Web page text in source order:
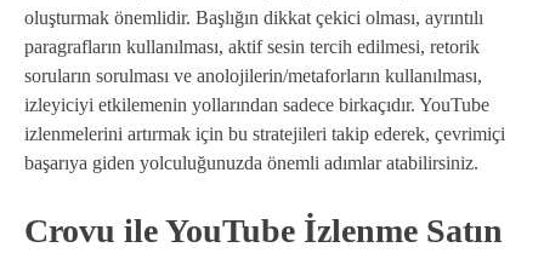
oluşturmak önemlidir. Başlığın dikkat çekici olması, ayrıntılı
paragrafların kullanılması, aktif sesin tercih edilmesi, retorik
soruların sorulması ve anolojilerin/metaforların kullanılması,
izleyiciyi etkilemenin yollarından sadece birkaçıdır. YouTube
izlenmelerini artırmak için bu stratejileri takip ederek, çevrimiçi
başarıya giden yolculuğunuzda önemli adımlar atabilirsiniz.
Crovu ile YouTube İzlenme Satın